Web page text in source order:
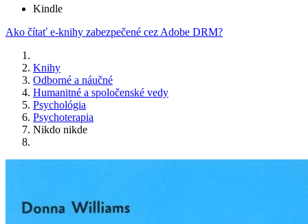
Kindle
Ako čítať e-knihy zabezpečené cez Adobe DRM?
Knihy
Odborné a náučné
Humanitné a spoločenské vedy
Psychológia
Psychoterapia
Nikdo nikde